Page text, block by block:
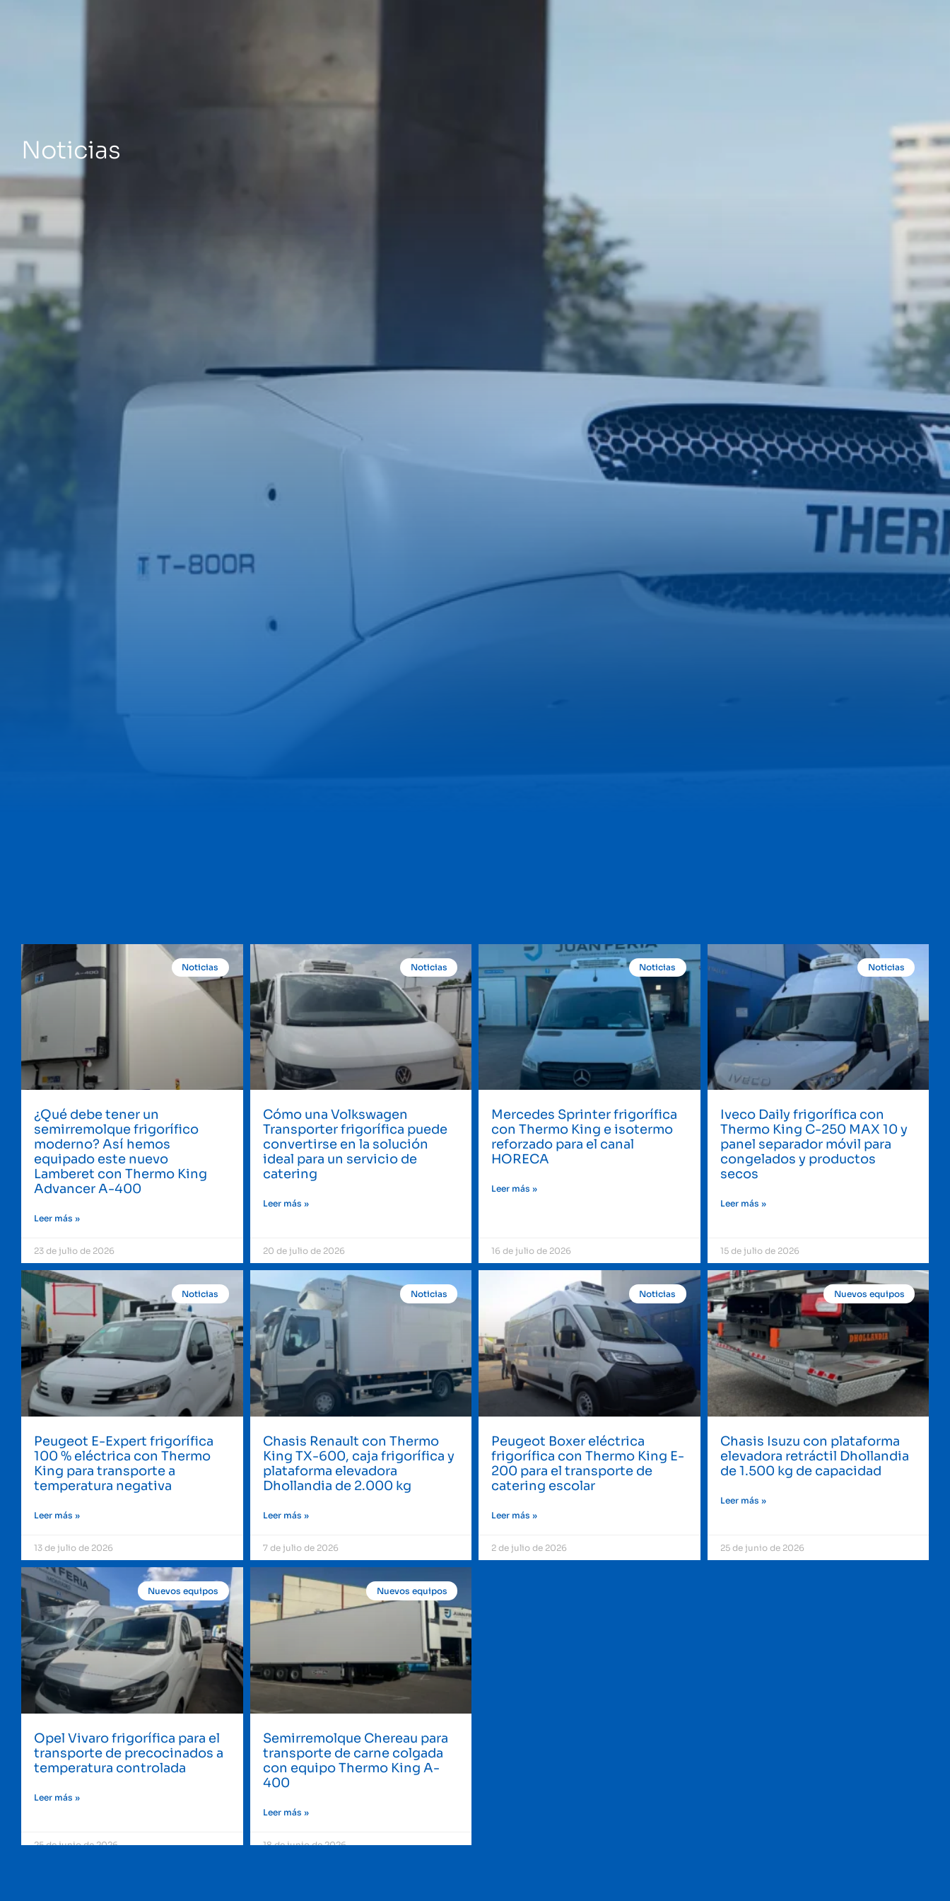
Noticias
Noticias
¿Qué debe tener un
semirremolque frigorífico
moderno? Así hemos
equipado este nuevo
Lamberet con Thermo King
Advancer A-400
Leer más »
23 de julio de 2026
Noticias
Cómo una Volkswagen
Transporter frigorífica puede
convertirse en la solución
ideal para un servicio de
catering
Leer más »
20 de julio de 2026
Noticias
Mercedes Sprinter frigorífica
con Thermo King e isotermo
reforzado para el canal
HORECA
Leer más »
16 de julio de 2026
Noticias
Iveco Daily frigorífica con
Thermo King C-250 MAX 10 y
panel separador móvil para
congelados y productos
secos
Leer más »
15 de julio de 2026
Noticias
Peugeot E-Expert frigorífica
100 % eléctrica con Thermo
King para transporte a
temperatura negativa
Leer más »
13 de julio de 2026
Noticias
Chasis Renault con Thermo
King TX-600, caja frigorífica y
plataforma elevadora
Dhollandia de 2.000 kg
Leer más »
7 de julio de 2026
Noticias
Peugeot Boxer eléctrica
frigorífica con Thermo King E-
200 para el transporte de
catering escolar
Leer más »
2 de julio de 2026
Nuevos equipos
Chasis Isuzu con plataforma
elevadora retráctil Dhollandia
de 1.500 kg de capacidad
Leer más »
25 de junio de 2026
Nuevos equipos
Opel Vivaro frigorífica para el
transporte de precocinados a
temperatura controlada
Leer más »
25 de junio de 2026
Nuevos equipos
Semirremolque Chereau para
transporte de carne colgada
con equipo Thermo King A-
400
Leer más »
18 de junio de 2026